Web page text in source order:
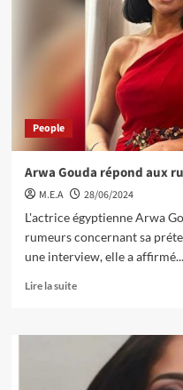
People
Arwa Gouda répond aux
M.E.A
28/06/2024
L'actrice égyptienne Arwa
rumeurs concernant sa
une interview, elle a affirmé...
Lire la suite